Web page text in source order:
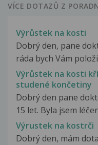
VÍCE DOTAZŮ Z
Výrůstek na kosti
Dobrý den, pane
ráda bych Vám
Výrůstek na kosti
studené končetiny
Dobrý den pane
15 let. Byla jsem
Výrustek na kostrči
Dobrý den, mám